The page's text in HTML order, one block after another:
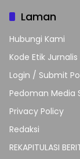
Laman
Hubungi Kami
Kode Etik Jurnalis
Login / Submit
Pedoman Media
Privacy Policy
Redaksi
REKAPITULASI